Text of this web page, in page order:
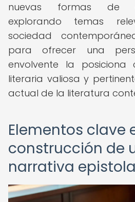
nuevas formas de
explorando temas
sociedad
para ofrecer una
envolvente la
literaria valiosa y
actual de la literatura
Elementos clave
construcción de
narrativa